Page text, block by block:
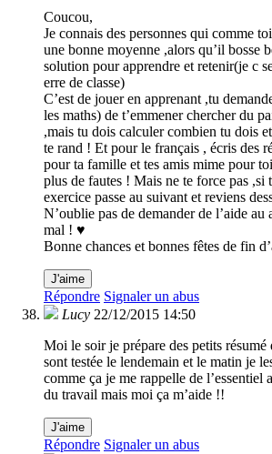
Coucou,
Je connais des personnes qui comme
une bonne moyenne ,alors qu’il bosse
solution pour apprendre et retenir(je c
erre de classe)
C’est de jouer en apprenant ,tu
les maths) de t’emmener chercher du
,mais tu dois calculer combien tu dois
te rand ! Et pour le français , écris des
pour ta famille et tes amis mime pour
plus de fautes ! Mais ne te force pas ,si
exercice passe au suivant et reviens
N’oublie pas de demander de l’aide au
mal ! ♥
Bonne chances et bonnes fêtes de fin
J'aime
Répondre Signaler un abus
Lucy 22/12/2015 14:50
Moi le soir je prépare des petits résumé
sont testée le lendemain et le matin je
comme ça je me rappelle de l’essentiel
du travail mais moi ça m’aide !!
J'aime
Répondre Signaler un abus